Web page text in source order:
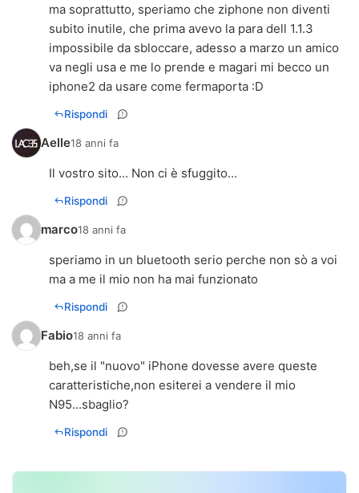
ma soprattutto, speriamo che ziphone non diventi
subito inutile, che prima avevo la para dell 1.1.3
impossibile da sbloccare, adesso a marzo un amico
va negli usa e me lo prende e magari mi becco un
iphone2 da usare come fermaporta :D
Rispondi
Aelle18 anni fa
Il vostro sito... Non ci è sfuggito...
Rispondi
marco18 anni fa
speriamo in un bluetooth serio perche non sò a voi
ma a me il mio non ha mai funzionato
Rispondi
Fabio18 anni fa
beh,se il "nuovo" iPhone dovesse avere queste
caratteristiche,non esiterei a vendere il mio
N95...sbaglio?
Rispondi